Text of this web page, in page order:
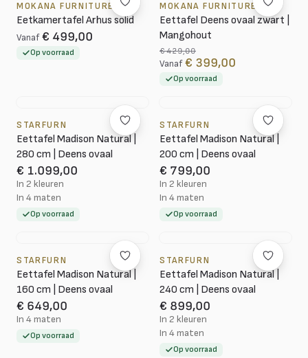
MOKANA FURNITURE
Eetkamertafel Arhus solid
Vanaf € 499,00
Op voorraad
MOKANA FURNITURE
Eettafel Deens ovaal zwart |
Mangohout
€ 429,00
Vanaf € 399,00
Op voorraad
STARFURN
Eettafel Madison Natural |
280 cm | Deens ovaal
€ 1.099,00
In 2 kleuren
In 4 maten
Op voorraad
STARFURN
Eettafel Madison Natural |
200 cm | Deens ovaal
€ 799,00
In 2 kleuren
In 4 maten
Op voorraad
STARFURN
Eettafel Madison Natural |
160 cm | Deens ovaal
€ 649,00
In 4 maten
Op voorraad
STARFURN
Eettafel Madison Natural |
240 cm | Deens ovaal
€ 899,00
In 2 kleuren
In 4 maten
Op voorraad